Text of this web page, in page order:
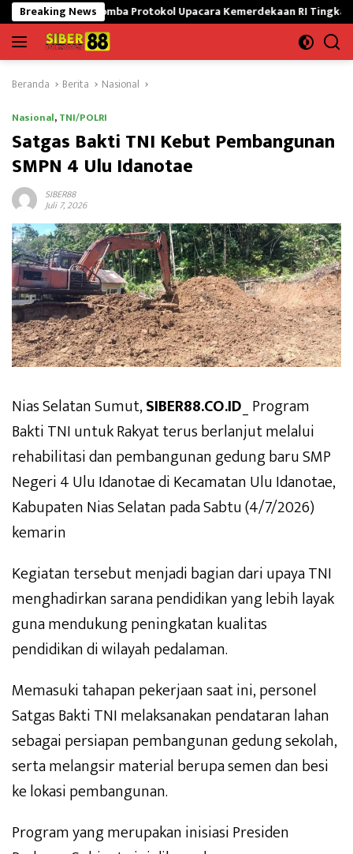
Langsung
ke
konten
Breaking News
Lomba Protokol Upacara Kemerdekaan RI Tingkat Nasional
Beranda Berita Nasional
Nasional,TNI/POLRI
Satgas Bakti TNI Kebut Pembangunan
SMPN 4 Ulu Idanotae
SIBER88
Juli 7, 2026
Nias Selatan Sumut,SIBER88.CO.ID _ Program
Bakti TNI untuk Rakyat terus berlanjut melalui
rehabilitasi dan pembangunan gedung baru SMP
Negeri 4 Ulu Idanotae di Kecamatan Ulu Idanotae,
Kabupaten Nias Selatan pada Sabtu (4/7/2026)
kemarin
Kegiatan tersebut menjadi bagian dari upaya TNI
menghadirkan sarana pendidikan yang lebih layak
guna mendukung peningkatan kualitas
pendidikan di wilayah pedalaman.
Memasuki tahapan pekerjaan saat ini, personel
Satgas Bakti TNI melaksanakan pendataran lahan
sebagai persiapan pembangunan gedung sekolah,
serta melangsir material berupa semen dan besi
ke lokasi pembangunan.
Program yang merupakan inisiasi Presiden